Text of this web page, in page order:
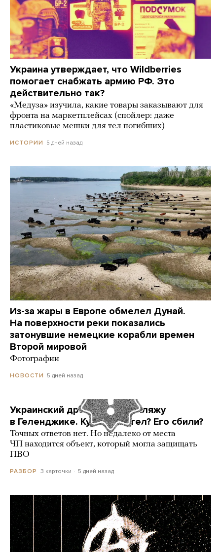
Украина утверждает, что Wildberries
помогает снабжать армию РФ. Это
действительно так?
«Медуза» изучила, какие товары заказывают для
фронта на маркетплейсах (спойлер: даже
пластиковые мешки для тел погибших)
ИСТОРИИ 5 дней назад
Из-за жары в Европе обмелел Дунай.
На поверхности реки показались
затонувшие немецкие корабли времен
Второй мировой
Фотографии
НОВОСТИ 5 дней назад
Украинский дрон попал по пляжу
в Геленджике. Куда он летел? Его сбили?
Точных ответов нет. Но недалеко от места
ЧП находится объект, который могла защищать
ПВО
РАЗБОР 3 карточки 5 дней назад